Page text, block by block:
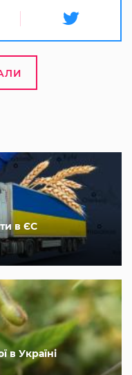
в ЄС
в Україні